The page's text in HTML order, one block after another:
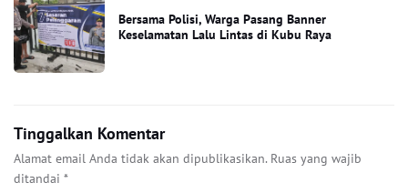
Bersama Polisi, Warga Pasang Banner
Keselamatan Lalu Lintas di Kubu Raya
Tinggalkan Komentar
Alamat email Anda tidak akan dipublikasikan. Ruas yang wajib
ditandai *